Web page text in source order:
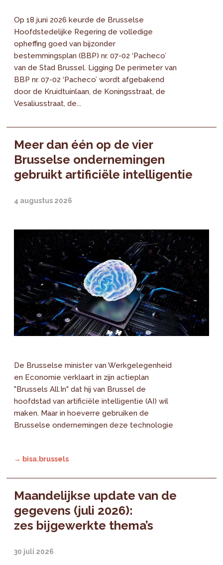
Op 18 juni 2026 keurde de Brusselse
Hoofdstedelijke Regering de volledige
opheffing goed van bijzonder
bestemmingsplan (BBP) nr. 07-02 ‘Pacheco’
van de Stad Brussel. Ligging De perimeter van
BBP nr. 07-02 ‘Pacheco’ wordt afgebakend
door de Kruidtuinlaan, de Koningsstraat, de
Vesaliusstraat, de...
Meer dan één op de vier
Brusselse ondernemingen
gebruikt artificiële intelligentie
4 augustus 2026
De Brusselse minister van Werkgelegenheid
en Economie verklaart in zijn actieplan
"Brussels All.In" dat hij van Brussel de
hoofdstad van artificiële intelligentie (AI) wil
maken. Maar in hoeverre gebruiken de
Brusselse ondernemingen deze technologie
→ bisa.brussels
Maandelijkse update van de
gegevens (juli 2026):
zes bijgewerkte thema’s
30 juli 2026